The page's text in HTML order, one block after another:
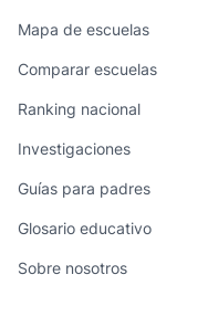
Mapa de escuelas
Comparar escuelas
Ranking nacional
Investigaciones
Guías para padres
Glosario educativo
Sobre nosotros